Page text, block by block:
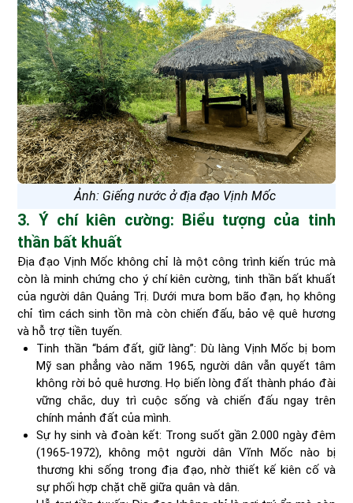
Ảnh: Giếng nước ở địa đạo Vịnh Mốc
3. Ý chí kiên cường: Biểu tượng của tinh
thần bất khuất
Địa đạo Vịnh Mốc không chỉ là một công trình kiến trúc mà
còn là minh chứng cho ý chí kiên cường, tinh thần bất khuất
của người dân Quảng Trị. Dưới mưa bom bão đạn, họ không
chỉ tìm cách sinh tồn mà còn chiến đấu, bảo vệ quê hương
và hỗ trợ tiền tuyến.
Tinh thần “bám đất, giữ làng”: Dù làng Vịnh Mốc bị bom
Mỹ san phẳng vào năm 1965, người dân vẫn quyết tâm
không rời bỏ quê hương. Họ biến lòng đất thành pháo đài
vững chắc, duy trì cuộc sống và chiến đấu ngay trên
chính mảnh đất của mình.
Sự hy sinh và đoàn kết: Trong suốt gần 2.000 ngày đêm
(1965-1972), không một người dân Vĩnh Mốc nào bị
thương khi sống trong địa đạo, nhờ thiết kế kiên cố và
sự phối hợp chặt chẽ giữa quân và dân.